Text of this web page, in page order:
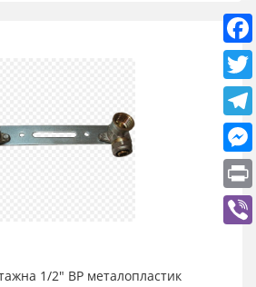
1/2" ВР металопластик